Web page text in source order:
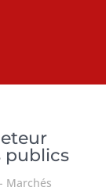
publics
Marchés